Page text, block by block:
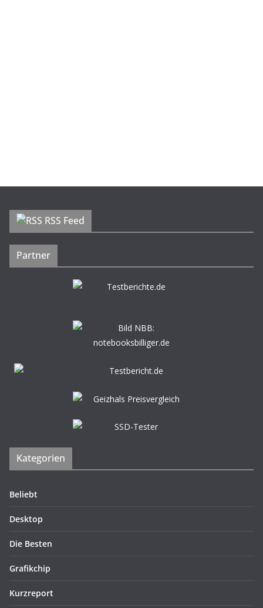
RSS Feed
Partner
Kategorien
Beliebt
Desktop
Die Besten
Grafikchip
Kurzreport